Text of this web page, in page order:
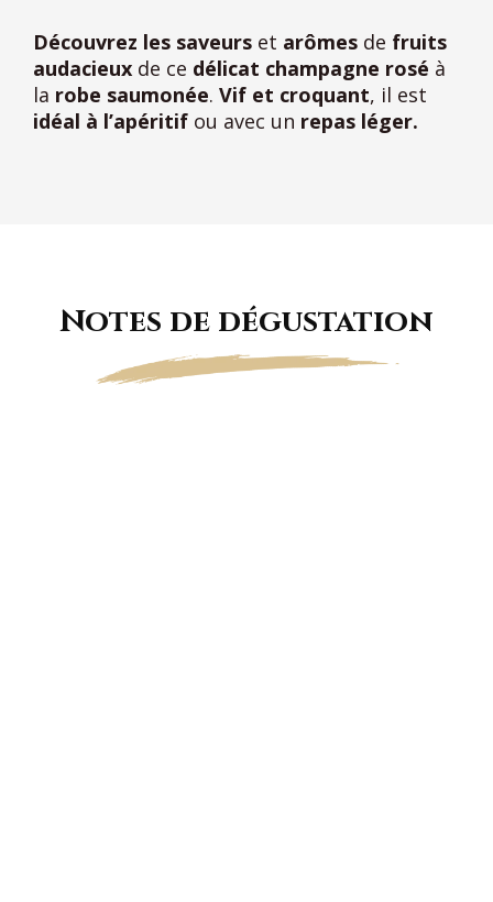
Découvrez les saveurs et arômes de fruits
audacieux de ce délicat champagne rosé à
la robe saumonée. Vif et croquant, il est
idéal à l’apéritif ou avec un repas léger.
Notes de dégustation